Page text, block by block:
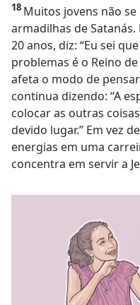
18 Muitos jovens não
armadilhas de
20 anos, diz: “Eu sei
problemas é o Reino
afeta o modo de
continua dizendo: “A
colocar as outras
devido lugar.” Em vez
energias em uma
concentra em servir a